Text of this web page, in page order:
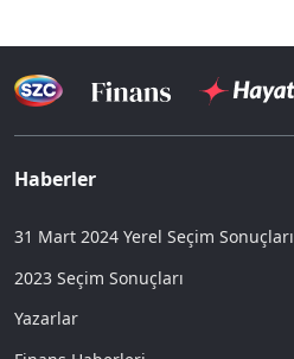
Haberler
31 Mart 2024 Yerel Seçim Sonuçları
2023 Seçim Sonuçları
Yazarlar